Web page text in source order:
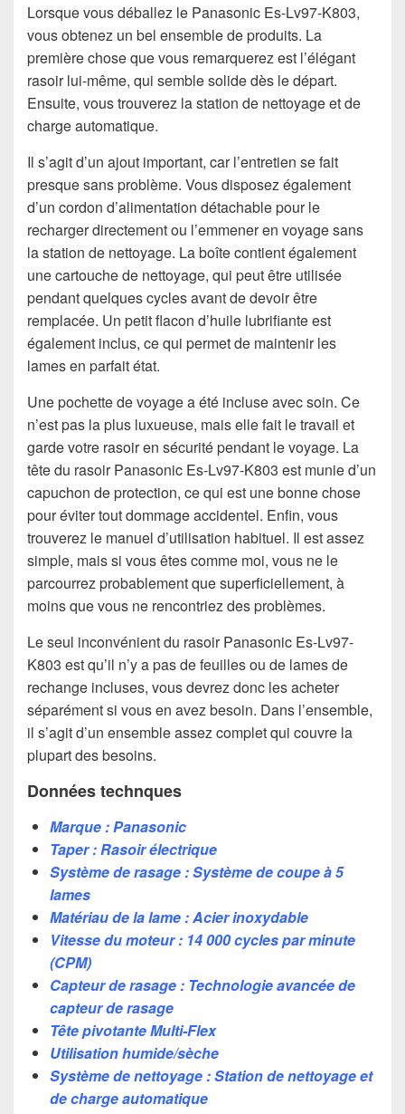
Lorsque vous déballez le Panasonic Es-Lv97-K803,
vous obtenez un bel ensemble de produits. La
première chose que vous remarquerez est l’élégant
rasoir lui-même, qui semble solide dès le départ.
Ensuite, vous trouverez la station de nettoyage et de
charge automatique.
Il s’agit d’un ajout important, car l’entretien se fait
presque sans problème. Vous disposez également
d’un cordon d’alimentation détachable pour le
recharger directement ou l’emmener en voyage sans
la station de nettoyage. La boîte contient également
une cartouche de nettoyage, qui peut être utilisée
pendant quelques cycles avant de devoir être
remplacée. Un petit flacon d’huile lubrifiante est
également inclus, ce qui permet de maintenir les
lames en parfait état.
Une pochette de voyage a été incluse avec soin. Ce
n’est pas la plus luxueuse, mais elle fait le travail et
garde votre rasoir en sécurité pendant le voyage. La
tête du rasoir Panasonic Es-Lv97-K803 est munie d’un
capuchon de protection, ce qui est une bonne chose
pour éviter tout dommage accidentel. Enfin, vous
trouverez le manuel d’utilisation habituel. Il est assez
simple, mais si vous êtes comme moi, vous ne le
parcourrez probablement que superficiellement, à
moins que vous ne rencontriez des problèmes.
Le seul inconvénient du rasoir Panasonic Es-Lv97-
K803 est qu’il n’y a pas de feuilles ou de lames de
rechange incluses, vous devrez donc les acheter
séparément si vous en avez besoin. Dans l’ensemble,
il s’agit d’un ensemble assez complet qui couvre la
plupart des besoins.
Données technques
Marque : Panasonic
Taper : Rasoir électrique
Système de rasage : Système de coupe à 5
lames
Matériau de la lame : Acier inoxydable
Vitesse du moteur : 14 000 cycles par minute
(CPM)
Capteur de rasage : Technologie avancée de
capteur de rasage
Tête pivotante Multi-Flex
Utilisation humide/sèche
Système de nettoyage : Station de nettoyage et
de charge automatique